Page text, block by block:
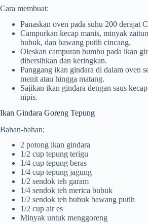
Cara membuat:
Panaskan oven pada suhu 200 derajat
Campurkan kecap manis, minyak
bubuk, dan bawang putih cincang.
Oleskan campuran bumbu pada ikan
dibersihkan dan keringkan.
Panggang ikan gindara di dalam oven
menit atau hingga matang.
Sajikan ikan gindara dengan saus
nipis.
Ikan Gindara Goreng Tepung
Bahan-bahan:
2 potong ikan gindara
1/2 cup tepung terigu
1/4 cup tepung beras
1/4 cup tepung jagung
1/2 sendok teh garam
1/4 sendok teh merica bubuk
1/2 sendok teh bubuk bawang putih
1/2 cup air es
Minyak untuk menggoreng